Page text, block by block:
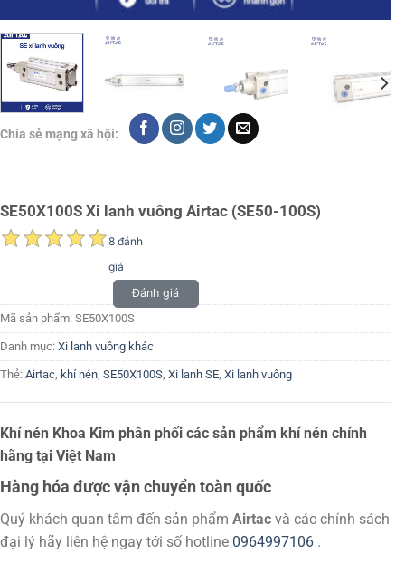
Chia sẻ mạng xã hội:
SE50X100S Xi lanh vuông Airtac (SE50-100S)
8 đánh
giá
Đánh giá
Mã sản phẩm: SE50X100S
Danh mục: Xi lanh vuông khác
Thẻ: Airtac, khí nén, SE50X100S, Xi lanh SE, Xi lanh vuông
Khí nén Khoa Kim phân phối các sản phẩm khí nén chính
hãng tại Việt Nam
Hàng hóa được vận chuyển toàn quốc
Quý khách quan tâm đến sản phẩm Airtac và các chính sách
đại lý hãy liên hệ ngay tới số hotline 0964997106 .